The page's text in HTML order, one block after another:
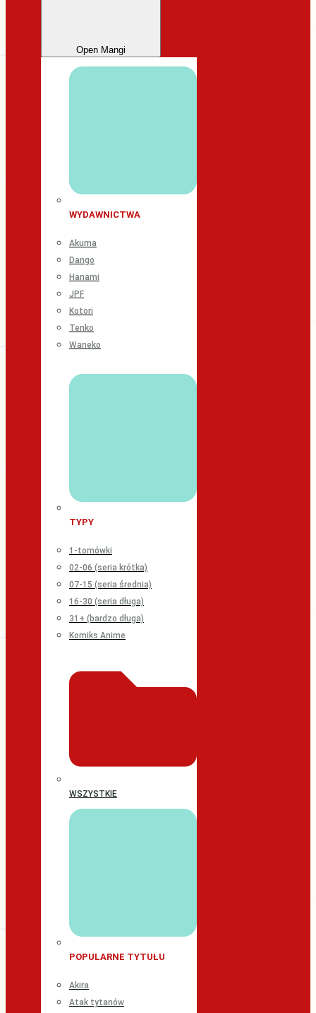
Open Mangi
WYDAWNICTWA
Akuma
Dango
Hanami
JPF
Kotori
Tenko
Waneko
TYPY
1-tomówki
02-06 (seria krótka)
07-15 (seria średnia)
16-30 (seria długa)
31+ (bardzo długa)
Komiks Anime
WSZYSTKIE
POPULARNE TYTUŁU
Akira
Atak tytanów